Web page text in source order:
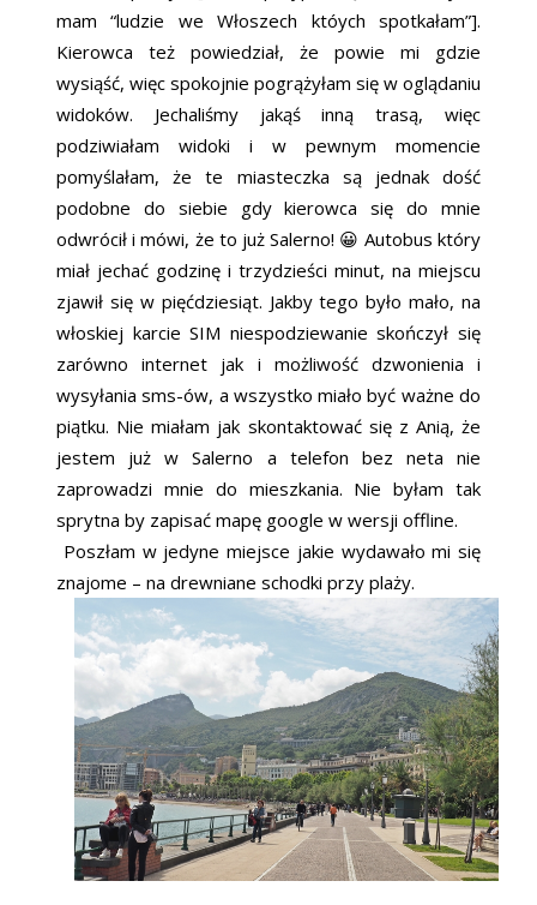
mam “ludzie we Włoszech któych spotkałam”].
Kierowca też powiedział, że powie mi gdzie
wysiąść, więc spokojnie pogrążyłam się w oglądaniu
widoków. Jechaliśmy jakąś inną trasą, więc
podziwiałam widoki i w pewnym momencie
pomyślałam, że te miasteczka są jednak dość
podobne do siebie gdy kierowca się do mnie
odwrócił i mówi, że to już Salerno! 😀 Autobus który
miał jechać godzinę i trzydzieści minut, na miejscu
zjawił się w pięćdziesiąt. Jakby tego było mało, na
włoskiej karcie SIM niespodziewanie skończył się
zarówno internet jak i możliwość dzwonienia i
wysyłania sms-ów, a wszystko miało być ważne do
piątku. Nie miałam jak skontaktować się z Anią, że
jestem już w Salerno a telefon bez neta nie
zaprowadzi mnie do mieszkania. Nie byłam tak
sprytna by zapisać mapę google w wersji offline.
Poszłam w jedyne miejsce jakie wydawało mi się
znajome – na drewniane schodki przy plaży.